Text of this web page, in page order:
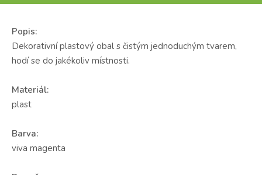
Popis:
Dekorativní plastový obal s čistým jednoduchým tvarem,
hodí se do jakékoliv místnosti.
Materiál:
plast
Barva:
viva magenta